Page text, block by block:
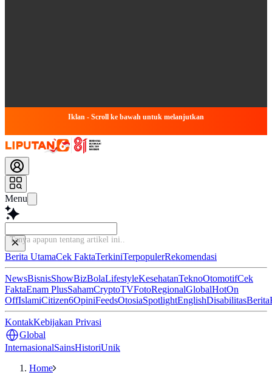
Iklan - Scroll ke bawah untuk melanjutkan
Menu
Tanya apapun tentang artikel ini..
Berita UtamaCek FaktaTerkiniTerpopulerRekomendasi
NewsBisnisShowBizBolaLifestyleKesehatanTeknoOtomotifCek
FaktaEnam PlusSahamCryptoTVFotoRegionalGlobalHotOn
OffIslamiCitizen6OpiniFeedsOtosiaSpotlightEnglishDisabilitasBerita
KontakKebijakan Privasi
Global
InternasionalSainsHistoriUnik
Home